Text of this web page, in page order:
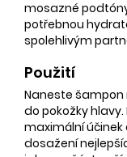
mosazné
potřebnou
spolehlivým
Použití
Naneste
do pokožky
maximální účinek
dosažení